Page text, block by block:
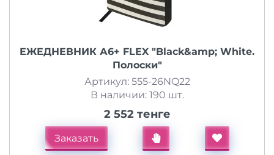
ЕЖЕДНЕВНИК А6+ FLEX "Black&amp; White.
Полоски"
Артикул: 555-26NQ22
В наличии: 190 шт.
2 552 тенге
Заказать